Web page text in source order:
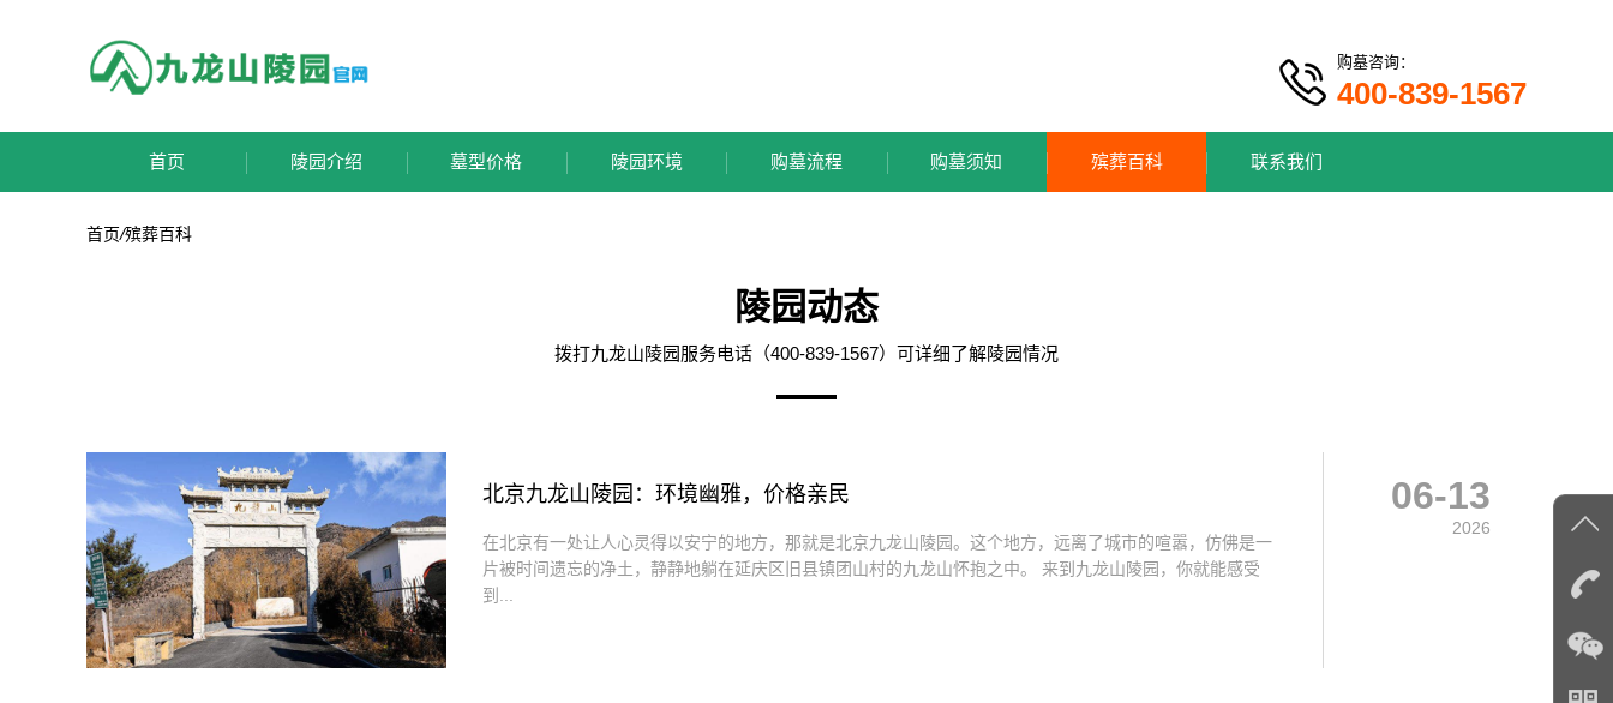
购墓咨询：
400-839-1567
首页 陵园介绍 墓型价格 陵园环境 购墓流程 购墓须知 殡葬百科 联系我们
首页/殡葬百科
陵园动态
拨打九龙山陵园服务电话（400-839-1567）可详细了解陵园情况
北京九龙山陵园：环境幽雅，价格亲民
在北京有一处让人心灵得以安宁的地方，那就是北京九龙山陵园。这个地方，远离了城市的喧嚣，仿佛是一
片被时间遗忘的净土，静静地躺在延庆区旧县镇团山村的九龙山怀抱之中。 来到九龙山陵园，你就能感受
到...
06-13
2026